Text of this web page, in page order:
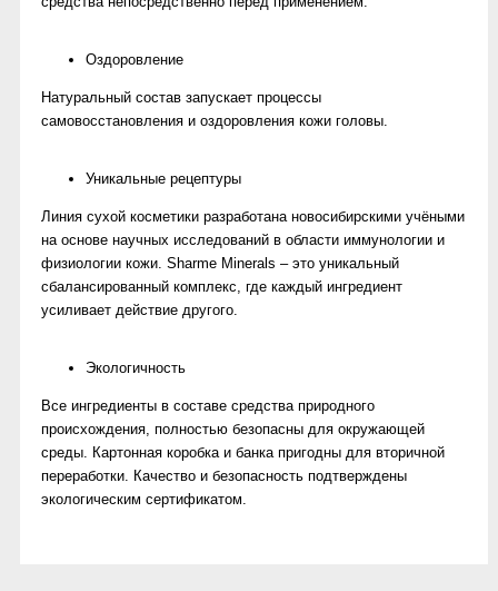
Оздоровление
Натуральный состав запускает процессы
самовосстановления и оздоровления кожи головы.
Уникальные рецептуры
Линия сухой косметики разработана новосибирскими учёными
на основе научных исследований в области иммунологии и
физиологии кожи. Sharme Minerals – это уникальный
сбалансированный комплекс, где каждый ингредиент
усиливает действие другого.
Экологичность
Все ингредиенты в составе средства природного
происхождения, полностью безопасны для окружающей
среды. Картонная коробка и банка пригодны для вторичной
переработки. Качество и безопасность подтверждены
экологическим сертификатом.